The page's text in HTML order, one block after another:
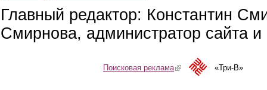
Главный редактор: Константин
Смирнова, администратор сайта
Поисковая реклама(link is external)«Три-В»